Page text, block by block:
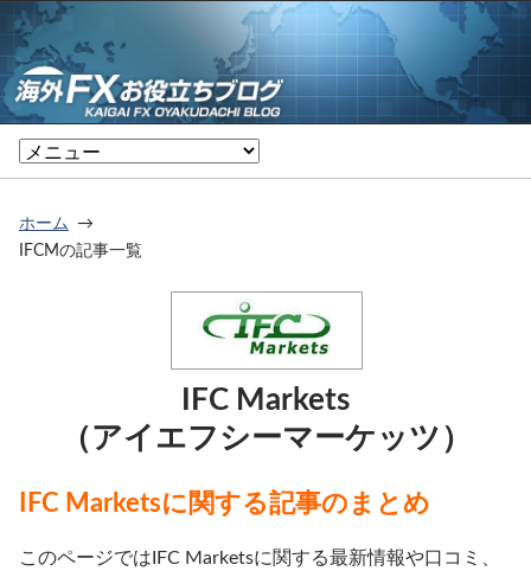
ホーム
IFCMの記事一覧
IFC Markets
（アイエフシーマーケッツ）
IFC Marketsに関する記事のまとめ
このページではIFC Marketsに関する最新情報や口コミ、